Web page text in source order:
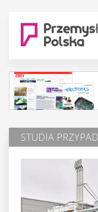
STUDIA